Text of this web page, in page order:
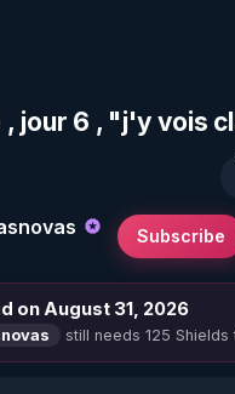
, jour 6 , "j'y vois
Subscribe
on August 31, 2026
still needs 125